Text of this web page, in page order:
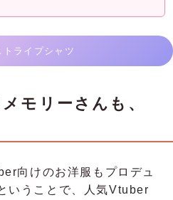
トライプシャツ
モリーさんも、
向けのお洋服もプロデュ
いうことで、人気Vtuber